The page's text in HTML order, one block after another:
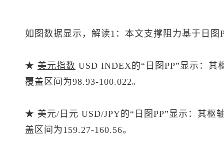
如图数据显示，解读1：本文支撑阻力基于日图
★ 美元指数 USD INDEX的“日图PP”显示：其
覆盖区间为98.93-100.022。
★ 美元/日元 USD/JPY的“日图PP”显示：其枢
盖区间为159.27-160.56。